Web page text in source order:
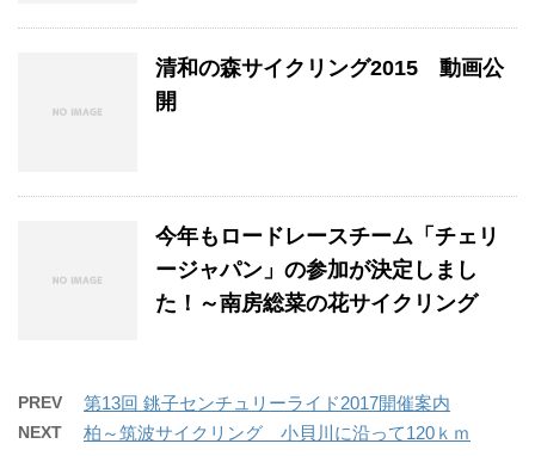
清和の森サイクリング2015 動画公
開
今年もロードレースチーム「チェリ
ージャパン」の参加が決定しまし
た！～南房総菜の花サイクリング
PREV 第13回 銚子センチュリーライド2017開催案内
NEXT 柏～筑波サイクリング 小貝川に沿って120ｋｍ